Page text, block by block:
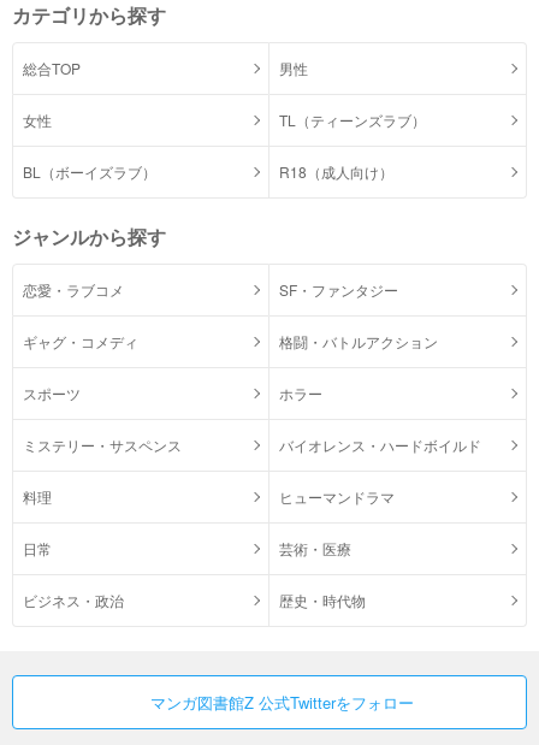
カテゴリから探す
総合TOP 男性
女性 TL（ティーンズラブ）
BL（ボーイズラブ） R18（成人向け）
ジャンルから探す
恋愛・ラブコメ SF・ファンタジー
ギャグ・コメディ 格闘・バトルアクション
スポーツ ホラー
ミステリー・サスペンス バイオレンス・ハードボイルド
料理 ヒューマンドラマ
日常 芸術・医療
ビジネス・政治 歴史・時代物
マンガ図書館Z 公式Twitterをフォロー